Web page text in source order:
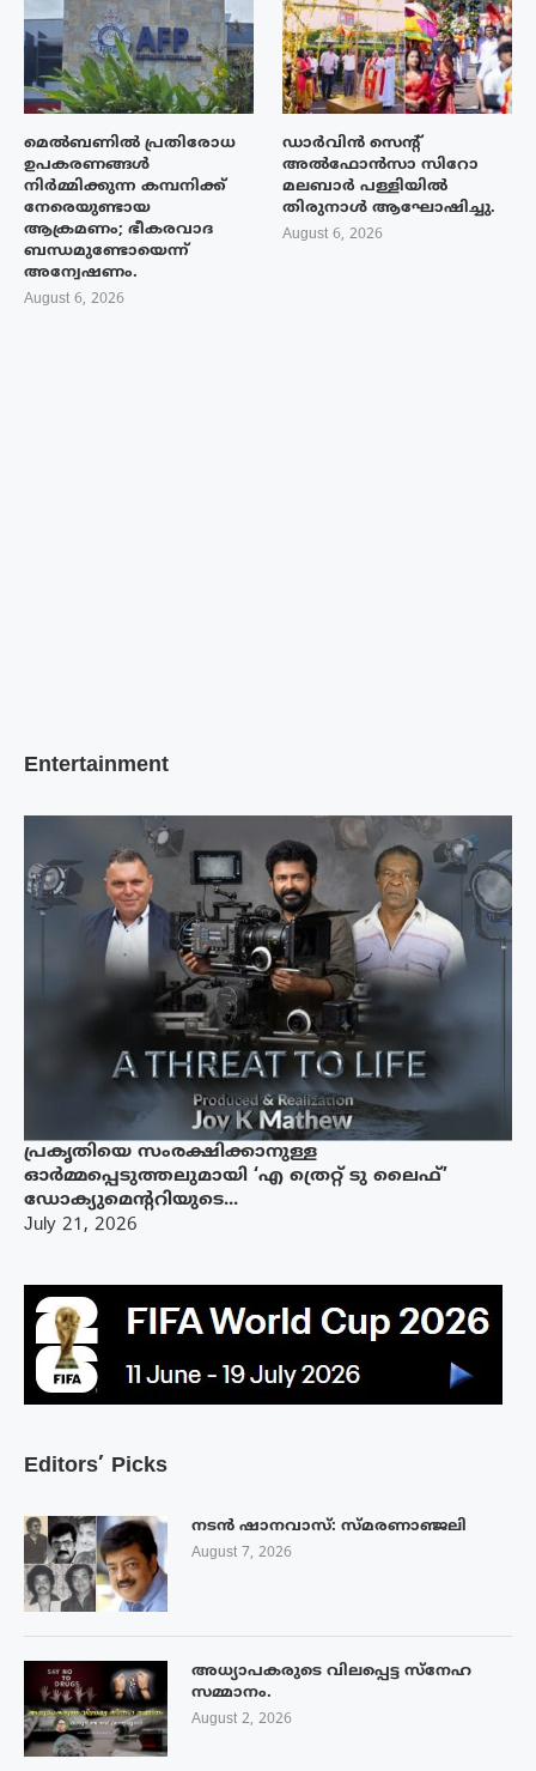
Editors’ Picks
നടൻ ഷാനവാസ്: സ്മരണാഞ്ജലി
August 7, 2026
അധ്യാപകരുടെ വിലപ്പെട്ട സ്നേഹ
സമ്മാനം.
August 2, 2026
മെൽബണിൽ പ്രതിരോധ
ഉപകരണങ്ങൾ
നിർമ്മിക്കുന്ന കമ്പനിക്ക്
നേരെയുണ്ടായ
ആക്രമണം; ഭീകരവാദ
ബന്ധമുണ്ടോയെന്ന്
അന്വേഷണം.
August 6, 2026
ഡാർവിൻ സെന്റ്
അൽഫോൻസാ സിറോ
മലബാർ പള്ളിയിൽ
തിരുനാൾ ആഘോഷിച്ചു.
August 6, 2026
Entertainment
പ്രകൃതിയെ സംരക്ഷിക്കാനുള്ള
ഓർമ്മപ്പെടുത്തലുമായി ‘എ ത്രെറ്റ് ടു ലൈഫ്’
ഡോക്യുമെന്ററിയുടെ...
July 21, 2026